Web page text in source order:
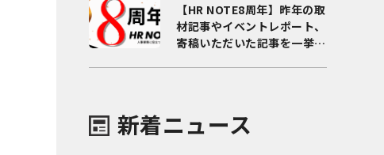
【HR NOTE8周年】昨年の取
材記事やイベントレポート、
寄稿いただいた記事を一挙に
新着ニュース